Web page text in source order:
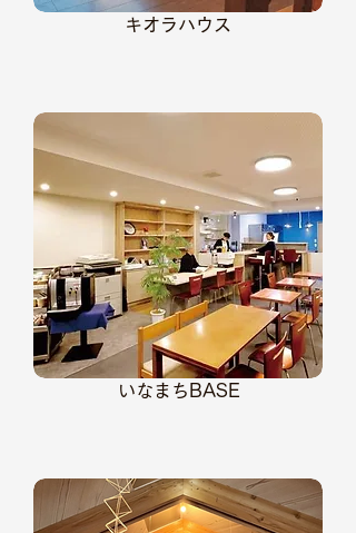
キオラハウス
いなまちBASE